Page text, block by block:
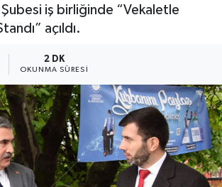
iş birliğinde “Vekaletle
açıldı.
2 DK
OKUNMA SÜRESI
İslam
Haberleri